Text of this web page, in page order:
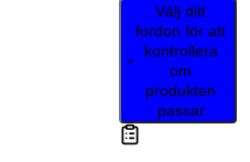
Välj ditt
fordon för att
kontrollera
om
produkten
passar